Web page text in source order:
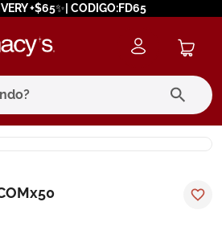
+$65✨| CODIGO:FD65